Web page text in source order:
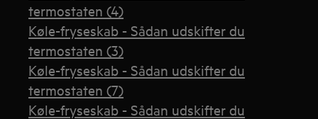
termostaten (4)
Køle-fryseskab - Sådan udskifter du
termostaten (3)
Køle-fryseskab - Sådan udskifter du
termostaten (7)
Køle-fryseskab - Sådan udskifter du